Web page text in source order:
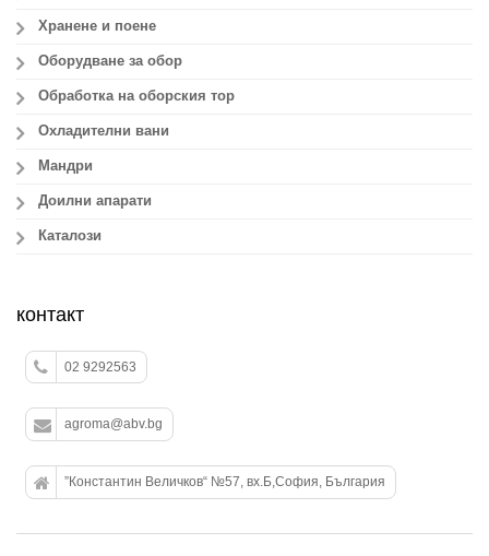
Хранене и поене
Оборудване за обор
Обработка на оборския тор
Охладителни вани
Мандри
Доилни апарати
Каталози
контакт
02 9292563
agroma@abv.bg
”Константин Величков“ №57, вх.Б,София, България